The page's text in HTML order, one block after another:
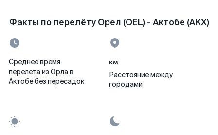
Факты по перелёту Орел (OEL) - Актобе (AKX)
Среднее время
перелета из Орла в
Актобе без пересадок
км
Расстояние между
городами